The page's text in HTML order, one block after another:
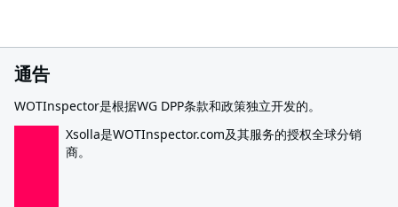
通告
WOTInspector是根据WG DPP条款和政策独立开发的。
Xsolla是WOTInspector.com及其服务的授权全球分销
商。